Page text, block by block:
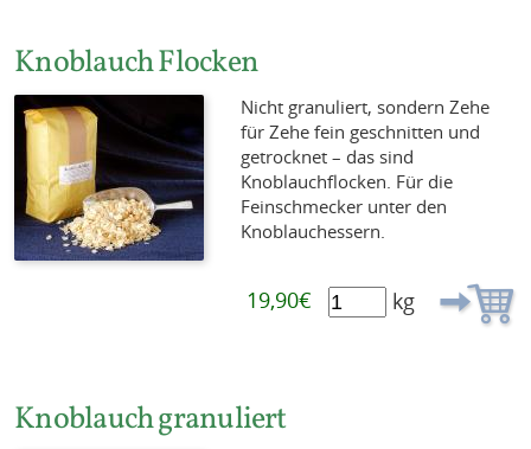
Knoblauch Flocken
Nicht granuliert, sondern Zehe
für Zehe fein geschnitten und
getrocknet – das sind
Knoblauchflocken. Für die
Feinschmecker unter den
Knoblauchessern.
19,90€ kg
Knoblauch granuliert